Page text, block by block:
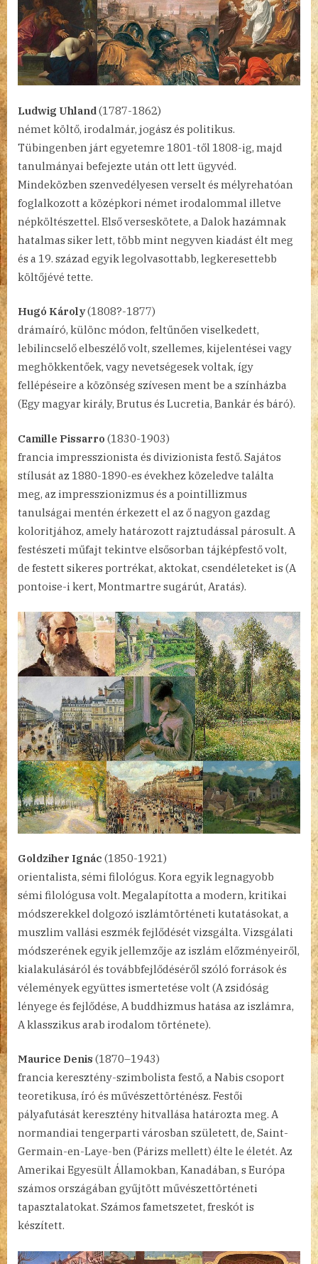
Ludwig Uhland(1787-1862)
német költő, irodalmár, jogász és politikus.
Tübingenben járt egyetemre 1801-től 1808-ig, majd
tanulmányai befejezte után ott lett ügyvéd.
Mindeközben szenvedélyesen verselt és mélyrehatóan
foglalkozott a középkori német irodalommal illetve
népköltészettel. Első verseskötete, a Dalok hazámnak
hatalmas siker lett, több mint negyven kiadást élt meg
és a 19. század egyik legolvasottabb, legkeresettebb
költőjévé tette.
Hugó Károly(1808?-1877)
drámaíró, különc módon, feltűnően viselkedett,
lebilincselő elbeszélő volt, szellemes, kijelentései vagy
meghökkentőek, vagy nevetségesek voltak, így
fellépéseire a közönség szívesen ment be a színházba
(Egy magyar király, Brutus és Lucretia, Bankár és báró).
Camille Pissarro (1830-1903)
francia impresszionista és divizionista festő. Sajátos
stílusát az 1880-1890-es évekhez közeledve találta
meg, az impresszionizmus és a pointillizmus
tanulságai mentén érkezett el az ő nagyon gazdag
koloritjához, amely határozott rajztudással párosult. A
festészeti műfajt tekintve elsősorban tájképfestő volt,
de festett sikeres portrékat, aktokat, csendéleteket is (A
pontoise-i kert, Montmartre sugárút, Aratás).
Goldziher Ignác (1850-1921)
orientalista, sémi filológus. Kora egyik legnagyobb
sémi filológusa volt. Megalapította a modern, kritikai
módszerekkel dolgozó iszlámtörténeti kutatásokat, a
muszlim vallási eszmék fejlődését vizsgálta. Vizsgálati
módszerének egyik jellemzője az iszlám előzményeiről,
kialakulásáról és továbbfejlődéséről szóló források és
vélemények együttes ismertetése volt (A zsidóság
lényege és fejlődése, A buddhizmus hatása az iszlámra,
A klasszikus arab irodalom története).
Maurice Denis (1870–1943)
francia keresztény-szimbolista festő, a Nabis csoport
teoretikusa, író és művészettörténész. Festői
pályafutását keresztény hitvallása határozta meg. A
normandiai tengerparti városban született, de, Saint-
Germain-en-Laye-ben (Párizs mellett) élte le életét. Az
Amerikai Egyesült Államokban, Kanadában, s Európa
számos országában gyűjtött művészettörténeti
tapasztalatokat. Számos fametszetet, freskót is
készített.